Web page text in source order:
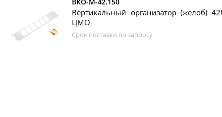
Вертикальный организатор (желоб)
ЦМО
Срок поставки по запросу